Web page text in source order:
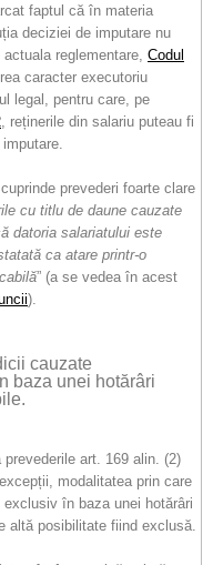
faptul că în materia
deciziei de imputare nu
reglementare, Codul
caracter executoriu
legal, pentru care, pe
, reținerile din salariu puteau fi
prevederi foarte clare
cu titlu de daune cauzate
datoria salariatului este
ca atare printr-o
” (a se vedea în acest
).
cauzate
baza unei hotărâri
art. 169 alin. (2)
modalitatea prin care
în baza unei hotărâri
altă posibilitate fiind exclusă.